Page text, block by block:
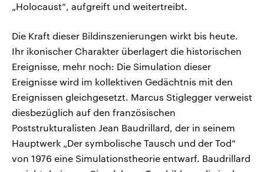
„Holocaust“, aufgreift und weitertreibt.
Die Kraft dieser Bildinszenierungen wirkt bis heute.
Ihr ikonischer Charakter überlagert die historischen
Ereignisse, mehr noch: Die Simulation dieser
Ereignisse wird im kollektiven Gedächtnis mit den
Ereignissen gleichgesetzt. Marcus Stiglegger verweist
diesbezüglich auf den französischen
Poststrukturalisten Jean Baudrillard, der in seinem
Hauptwerk „Der symbolische Tausch und der Tod“
von 1976 eine Simulationstheorie entwarf. Baudrillard